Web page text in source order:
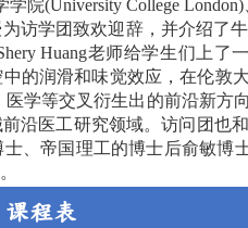
学院(University College London)
访学团致欢迎辞，并介绍了
Huang老师给学生们上了
的润滑和味觉效应，在伦敦
学等交叉衍生出的前沿新
沿医工研究领域。访问团
、帝国理工的博士后俞敏博